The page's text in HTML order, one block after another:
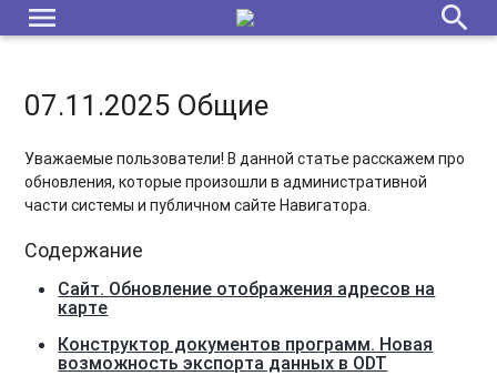
menu search
07.11.2025 Общие
Уважаемые пользователи! В данной статье расскажем про
обновления, которые произошли в административной
части системы и публичном сайте Навигатора.
Содержание
Сайт. Обновление отображения адресов на
карте
Конструктор документов программ. Новая
возможность экспорта данных в ODT